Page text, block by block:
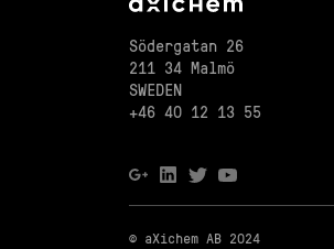
Södergatan 26
211 34 Malmö
SWEDEN
+46 40 12 13 55
© aXichem AB 2024